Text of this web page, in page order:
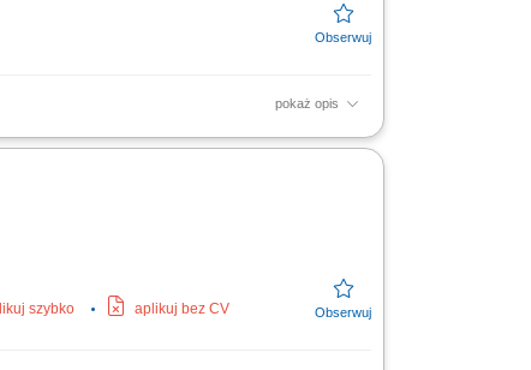
pokaż opis
instytucjonalnymi oraz
szybko aplikuj bez CV